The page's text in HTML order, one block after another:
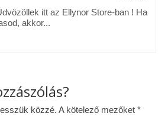
Feltételek
itt az Ellynor Store-ban ! Ha
akkor...
közzé. A kötelező mezőket *